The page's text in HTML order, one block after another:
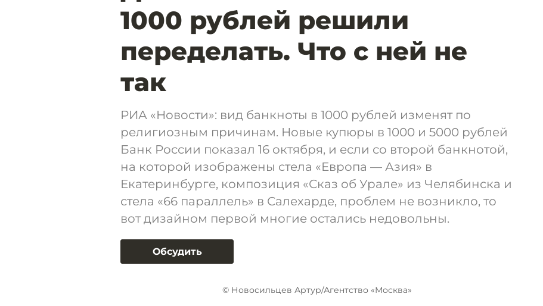
1000 рублей решили
переделать. Что с ней не
так
РИА «Новости»: вид банкноты в 1000 рублей изменят по
религиозным причинам. Новые купюры в 1000 и 5000 рублей
Банк России показал 16 октября, и если со второй банкнотой,
на которой изображены стела «Европа — Азия» в
Екатеринбурге, композиция «Сказ об Урале» из Челябинска и
стела «66 параллель» в Салехарде, проблем не возникло, то
вот дизайном первой многие остались недовольны.
Обсудить
© Новосильцев Артур/Агентство «Москва»